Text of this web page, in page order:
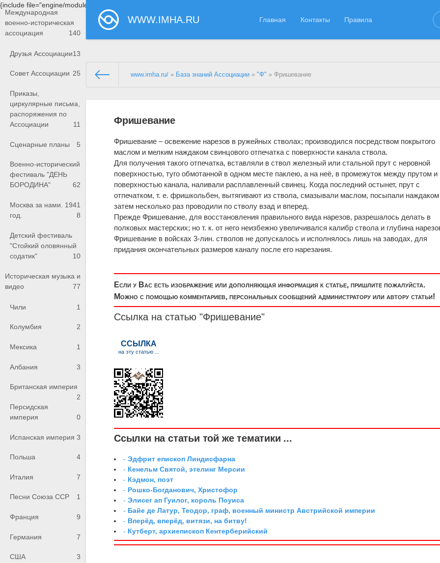
{include file="engine/modules/saperu/head.php"}
WWW.IMHA.RU Главная Контакты Правила
Международная
военно-историческая
ассоциация
140
Друзья Ассоциации13
Совет Ассоциации 25
Приказы,
циркулярные письма,
распоряжения по
Ассоциации
11
Сценарные планы 5
Военно-исторический
фестиваль "ДЕНЬ
БОРОДИНА"
62
Москва за нами. 1941
год.
8
Детский фестиваль
"Стойкий оловянный
содатик"
10
Историческая музыка и
видео
77
Чили 1
Колумбия 2
Мексика 1
Албания 3
Британская империя
2
Персидская
империя
0
Испанская империя 3
Польша 4
Италия 7
Песни Союза ССР 1
Франция 9
Германия 7
США 3
www.imha.ru/ » База знаний Ассоциации »"Ф" » Фришевание
Фришевание
Фришевание – освежение нарезов в ружейных стволах; производился посредством покрытого
маслом и мелким наждаком свинцового отпечатка с поверхности канала ствола.
Для получения такого отпечатка, вставляли в ствол железный или стальной прут с неровной
поверхностью, туго обмотанной в одном месте паклею, а на неё, в промежуток между прутом и
поверхностью канала, наливали расплавленный свинец. Когда последний остынет, прут с
отпечатком, т. е. фришкольбен, вытягивают из ствола, смазывали маслом, посыпали
затем несколько раз проводили по стволу взад и вперед.
Прежде Фришевание, для восстановления правильного вида нарезов, разрешалось делать в
полковых мастерских; но т. к. от него неизбежно увеличивался калибр ствола и глубина
Фришевание в войсках 3-лин. стволов не допускалось и исполнялось лишь на заводах, для
придания окончательных размеров каналу после его нарезания.
Если у Вас есть изображение или дополняющая информация к статье, пришлите пожалуйста.
Можно с помощью комментариев, персональных сообщений администратору или автору статьи!
Ссылка на статью "Фришевание"
Ссылки на статьи той же тематики ...
-Эдфрит епископ Линдисфарна
- Кенельм Святой, этелинг Мерсии
- Кэдмон, поэт
- Рошко-Богданович, Христофор
-Элисег ап Гуилог, король Поуиса
- Байе де Латур, Теодор, граф, военный министр Австрийской империи
- Вперёд, вперёд, витязи, на битву!
- Кутберт, архиепископ Кентерберийский